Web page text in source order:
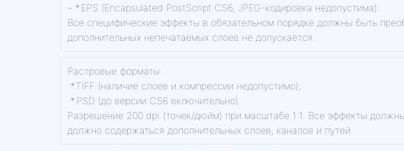
– *.ЕРS (Encapsulated PostScript CS6, JPEG-кодировка недопустима).
Все специфические эффекты в обязательном порядке должны быть
дополнительных непечатаемых слоев не допускается.
Растровые форматы:
*.TIFF (наличие слоев и компрессии недопустимо);
*.PSD (до версии CS6 включительно).
Разрешение 200 dpi (точек/дюйм) при масштабе 1:1. Все эффекты
должно содержаться дополнительных слоев, каналов и путей.